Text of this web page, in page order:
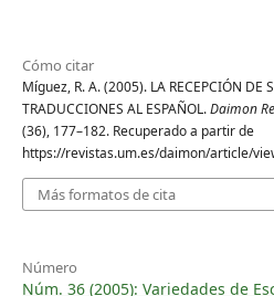
Cómo citar
Míguez, R. A. (2005). LA RECEPCIÓN DE
TRADUCCIONES AL ESPAÑOL.Daimon
(36), 177–182. Recuperado a partir de
https://revistas.um.es/daimon/article/
Más formatos de cita
Número
Núm. 36 (2005): Variedades de